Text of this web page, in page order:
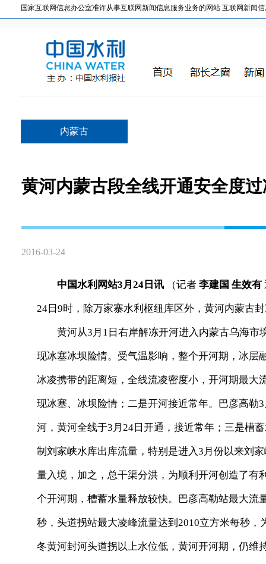
国家互联网信息办公室准许从事互联网新闻信息服务业务的网站 互联网新闻信
内蒙古
黄河内蒙古段全线开通安全度
2016-03-24
中国水利网站3月24日讯 （记者 李建国 生效有
24日9时，除万家寨水利枢纽库区外，黄河内蒙古
黄河从3月1日右岸解冻开河进入内蒙古乌海市
现冰塞冰坝险情。受气温影响，整个开河期，冰
冰凌携带的距离短，全线流凌密度小，开河期最大
现冰塞、冰坝险情；二是开河接近常年。巴彦高勒
河，黄河全线于3月24日开通，接近常年；三是槽
制刘家峡水库出库流量，特别是进入3月份以来刘
量入境，加之，总干渠分洪，为顺利开河创造了有
个开河期，槽蓄水量释放较快。巴彦高勒站最大流
秒，头道拐站最大凌峰流量达到2010立方米每秒
冬黄河封河头道拐以上水位低，黄河开河期，仍